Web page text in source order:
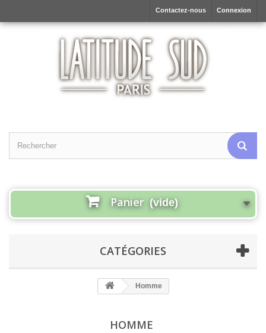
Connexion
Contactez-nous
Panier (vide)
CATÉGORIES
Homme
HOMME